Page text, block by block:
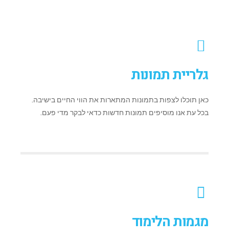
גלריית תמונות
כאן תוכלו לצפות בתמונות המתארות את הווי החיים בישיבה.
בכל עת אנו מוסיפים תמונות חדשות כדאי לבקר מדי פעם.
מגמות הלימוד